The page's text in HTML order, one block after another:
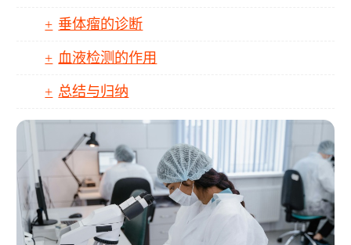
垂体瘤的诊断
血液检测的作用
总结与归纳